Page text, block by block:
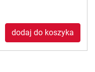
dodaj do koszyka